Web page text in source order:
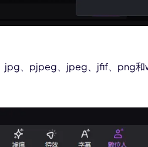
jpg、pjpeg、jpeg、jfif、png